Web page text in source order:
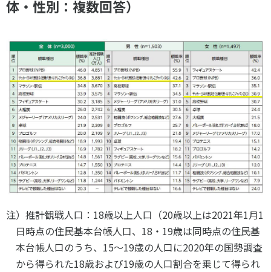
体・性別：複数回答）
注）推計観戦人口：18歳以上人口（20歳以上は2021年1月1
日時点の住民基本台帳人口、18・19歳は同時点の住民基
本台帳人口のうち、15～19歳の人口に2020年の国勢調査
から得られた18歳および19歳の人口割合を乗じて得られ